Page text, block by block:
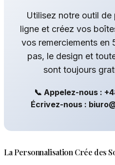
Utilisez notre outil de
ligne et créez vos
vos remerciements en
pas, le design et
sont toujours
📞 Appelez-nous :
Écrivez-nous :
La Personnalisation Crée des